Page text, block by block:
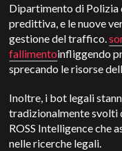
Dipartimento di Polizia
predittiva, e le nuove
gestione del traffico.
fallimentoinfliggendo
sprecando le risorse
Inoltre, i bot legali
tradizionalmente svolti
ROSS Intelligence che
nelle ricerche legali.